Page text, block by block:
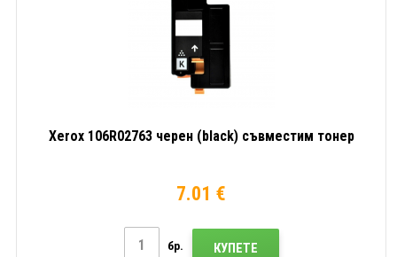
Xerox 106R02763 черен (black) съвместим тонер
7.01 €
бр. КУПЕТЕ